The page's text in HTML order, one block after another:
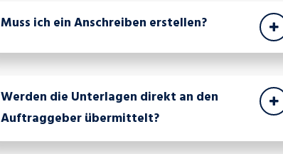
Muss ich ein Anschreiben erstellen?
Werden die Unterlagen direkt an den
Auftraggeber übermittelt?